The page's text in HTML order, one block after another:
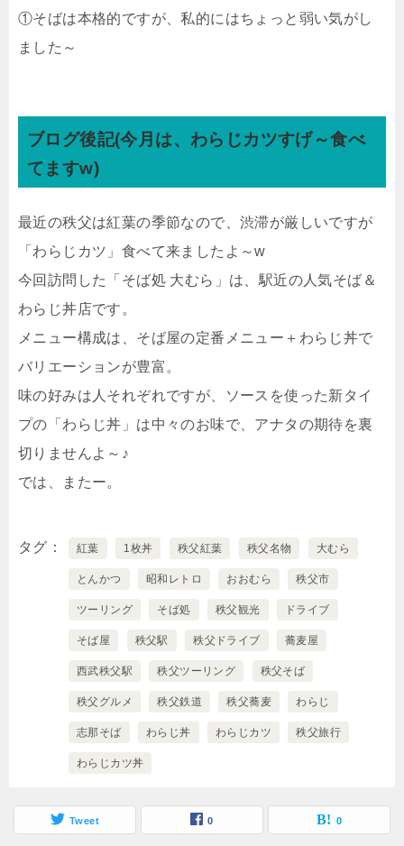
①そばは本格的ですが、私的にはちょっと弱い気がし
ました～
ブログ後記(今月は、わらじカツすげ～食べ
てますw)
最近の秩父は紅葉の季節なので、渋滞が厳しいですが
「わらじカツ」食べて来ましたよ～w
今回訪問した「そば処 大むら」は、駅近の人気そば＆
わらじ丼店です。
メニュー構成は、そば屋の定番メニュー＋わらじ丼で
バリエーションが豊富。
味の好みは人それぞれですが、ソースを使った新タイ
プの「わらじ丼」は中々のお味で、アナタの期待を裏
切りませんよ～♪
では、またー。
タグ 紅葉 1枚丼 秩父紅葉 秩父名物 大むら
とんかつ 昭和レトロ おおむら 秩父市
ツーリング そば処 秩父観光 ドライブ
そば屋 秩父駅 秩父ドライブ 蕎麦屋
西武秩父駅 秩父ツーリング 秩父そば
秩父グルメ 秩父鉄道 秩父蕎麦 わらじ
志那そば わらじ丼 わらじカツ 秩父旅行
わらじカツ丼
Tweet 0 0